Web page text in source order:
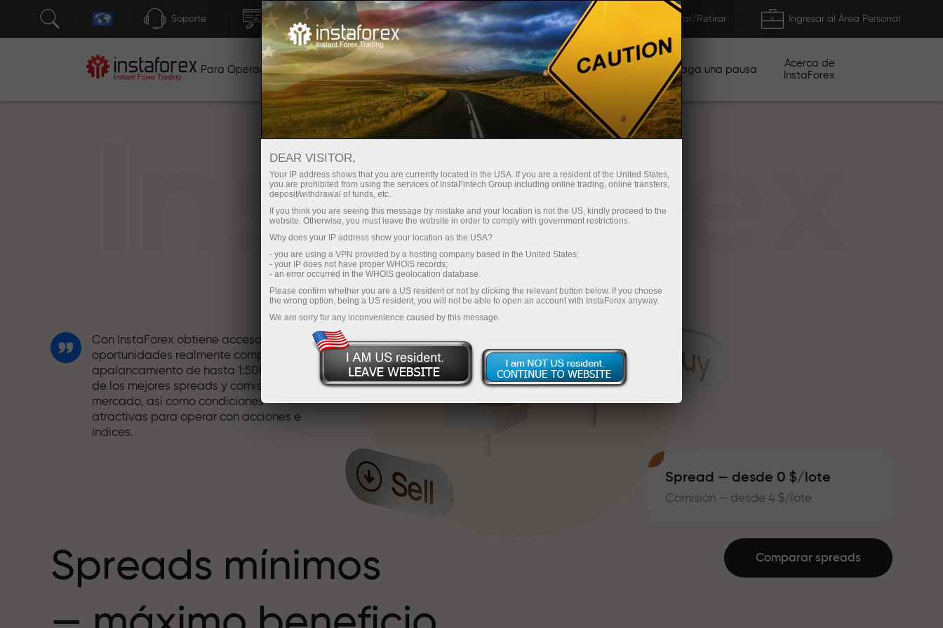
Soporte Apertura instantánea de la cuenta Plataforma comercial Depositar/Retirar Ingresar al Área Personal
Para Operadores
Para
Principiantes
Para
Inversionistas
Para Socios Campañas Haga una pausa
Acerca de
InstaForex
InstaForex
Spread — desde 0 $/lote
Comisión — desde 4 $/lote
Con InstaForex obtiene acceso a
oportunidades realmente competitivas:
apalancamiento de hasta 1:5000, unos
de los mejores spreads y comisiones del
mercado, así como condiciones
atractivas para operar con acciones e
índices.
de las operaciones comparten los
mismos valores. Ales Loprais aporta
Spreads mínimos
Comparar spreads
DEAR VISITOR,
Your IP address shows that you are currently located in the USA. If you are a resident of the United States,
you are prohibited from using the services of InstaFintech Group including online trading, online transfers,
deposit/withdrawal of funds, etc.
If you think you are seeing this message by mistake and your location is not the US, kindly proceed to the
website. Otherwise, you must leave the website in order to comply with government restrictions.
Why does your IP address show your location as the USA?
- you are using a VPN provided by a hosting company based in the United States;
- your IP does not have proper WHOIS records;
- an error occurred in the WHOIS geolocation database.
Please confirm whether you are a US resident or not by clicking the relevant button below. If you choose
the wrong option, being a US resident, you will not be able to open an account with InstaForex anyway.
We are sorry for any inconvenience caused by this message.